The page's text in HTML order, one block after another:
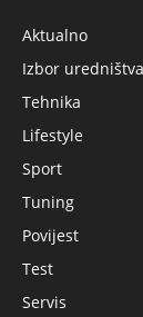
Aktualno
Izbor uredništva
Tehnika
Lifestyle
Sport
Tuning
Povijest
Test
Servis